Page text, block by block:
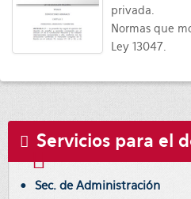
privada.
Normas que
Ley 13047.
Servicios para el
Sec. de Administración